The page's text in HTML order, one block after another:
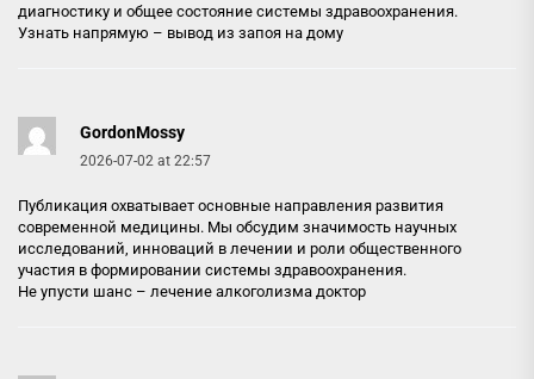
диагностику и общее состояние системы здравоохранения.
Узнать напрямую – вывод из запоя на дому
GordonMossy
2026-07-02 at 22:57
Публикация охватывает основные направления развития
современной медицины. Мы обсудим значимость научных
исследований, инноваций в лечении и роли общественного
участия в формировании системы здравоохранения.
Не упусти шанс – лечение алкоголизма доктор